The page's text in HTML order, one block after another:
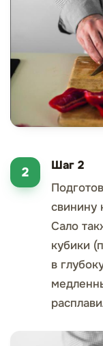
Шаг 2
свинину
Сало
кубики
в